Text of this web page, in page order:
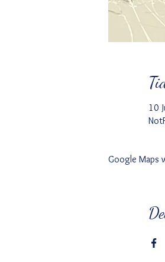
10
Google Maps